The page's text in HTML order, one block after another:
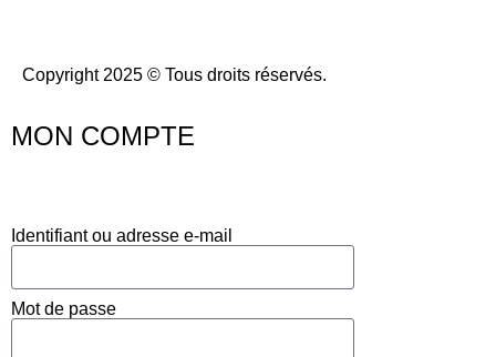
Copyright 2025 © Tous droits réservés.
MON COMPTE
Identifiant ou adresse e-mail
Mot de passe